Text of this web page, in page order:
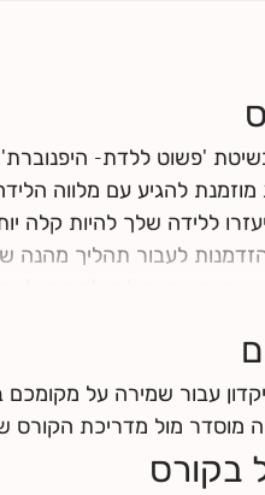
'פשוט ללדת-
להגיע עם מלווה הלידה
ללידה שלך להיות קלה
לעבור תהליך
וכמה הם יכולים לתרום
ותפתחו כישורי תקשורת
תוכן הקורס
על החזרי ביטוח
עבור שמירה על
מוסדר מול מדריכת הקורס
בקורס